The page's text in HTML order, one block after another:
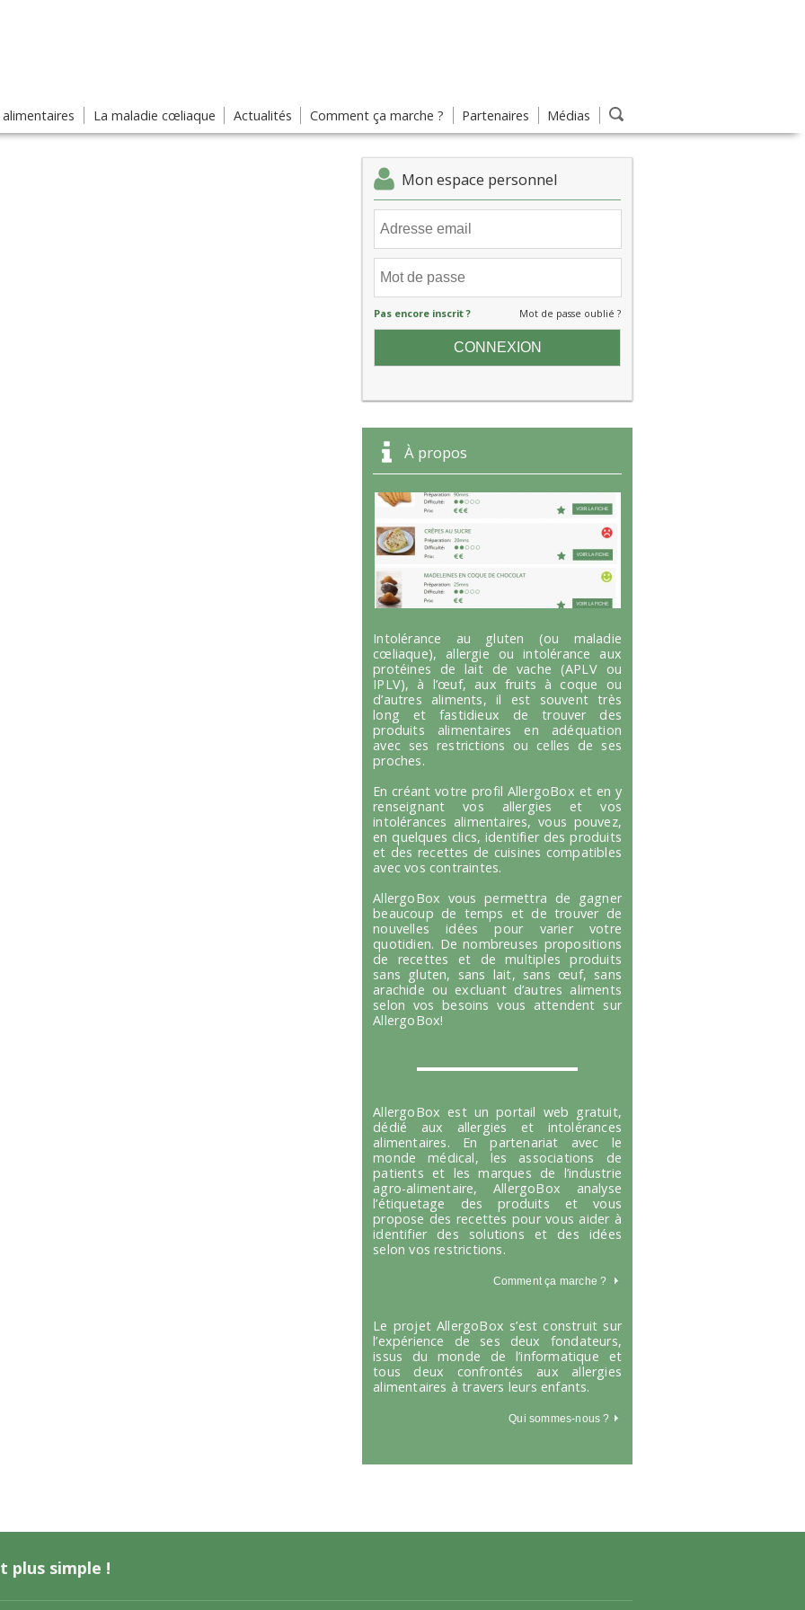
La maladie cœliaque Actualités Comment ça marche ? Partenaires Médias
Mon espace personnel
Pas encore inscrit ? Mot de passe oublié ?
À propos
Intolérance au gluten (ou maladie
cœliaque), allergie ou intolérance aux
protéines de lait de vache (APLV ou
IPLV), à l’œuf, aux fruits à coque ou
d’autres aliments, il est souvent très
long et fastidieux de trouver des
produits alimentaires en adéquation
avec ses restrictions ou celles de ses
proches.
En créant votre profil AllergoBox et en y
renseignant vos allergies et vos
intolérances alimentaires, vous pouvez,
en quelques clics, identifier des produits
et des recettes de cuisines compatibles
avec vos contraintes.
AllergoBox vous permettra de gagner
beaucoup de temps et de trouver de
nouvelles idées pour varier votre
quotidien. De nombreuses propositions
de recettes et de multiples produits
sans gluten, sans lait, sans œuf, sans
arachide ou excluant d’autres aliments
selon vos besoins vous attendent sur
AllergoBox!
AllergoBox est un portail web gratuit,
dédié aux allergies et intolérances
alimentaires. En partenariat avec le
monde médical, les associations de
patients et les marques de l’industrie
agro-alimentaire, AllergoBox analyse
l’étiquetage des produits et vous
propose des recettes pour vous aider à
identifier des solutions et des idées
selon vos restrictions.
Comment ça marche ?
Le projet AllergoBox s’est construit sur
l’expérience de ses deux fondateurs,
issus du monde de l’informatique et
tous deux confrontés aux allergies
alimentaires à travers leurs enfants.
Qui sommes-nous ?
plus simple !